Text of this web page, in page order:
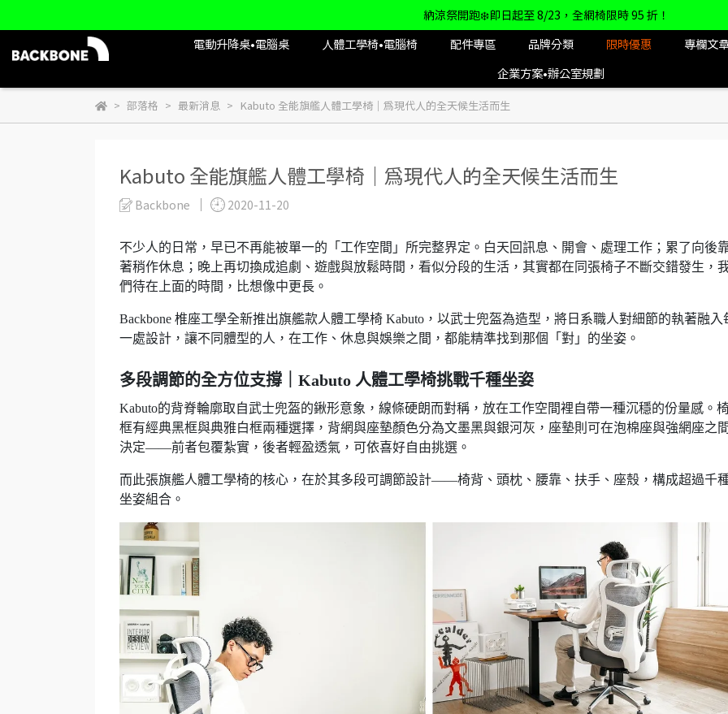
納涼祭開跑❄️即日起至 8/23，全網椅限時 95 折！
電動升降桌•電腦桌 人體工學椅•電腦椅 配件專區 品牌分類 限時優惠
專欄文
企業方案•辦公室規劃
部落格 最新消息 Kabuto 全能旗艦人體工學椅｜為現代人的全天候生活而生
Kabuto 全能旗艦人體工學椅｜為現代人的全天候生活而生
Backbone 2020-11-20
不少人的日常，早已不再能被單一的「工作空間」所完整界定。白天回訊息、開會、處理工作；累了向後
著稍作休息；晚上再切換成追劇、遊戲與放鬆時間，看似分段的生活，其實都在同張椅子不斷交錯發生，
們待在上面的時間，比想像中更長。
Backbone 椎座工學全新推出旗艦款人體工學椅 Kabuto，以武士兜盔為造型，將日系職人對細節的執著融入
一處設計，讓不同體型的人，在工作、休息與娛樂之間，都能精準找到那個「對」的坐姿。
多段調節的全方位支撐｜Kabuto 人體工學椅挑戰千種坐姿
Kabuto的背脊輪廓取自武士兜盔的鍬形意象，線條硬朗而對稱，放在工作空間裡自帶一種沉穩的份量感。
框有經典黑框與典雅白框兩種選擇，背網與座墊顏色分為文墨黑與銀河灰，座墊則可在泡棉座與強網座之
決定——前者包覆紮實，後者輕盈透氣，可依喜好自由挑選。
而此張旗艦人體工學椅的核心，在於其多段可調節設計——椅背、頭枕、腰靠、扶手、座殼，構成超過千
坐姿組合。